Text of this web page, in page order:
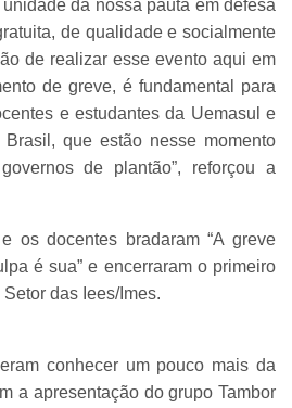
da nossa pauta em defesa
de qualidade e socialmente
de realizar esse evento aqui em
de greve, é fundamental para
e estudantes da Uemasul e
que estão nesse momento
de plantão”, reforçou a
os docentes bradaram “A greve
é sua” e encerraram o primeiro
das Iees/Imes.
conhecer um pouco mais da
a apresentação do grupo Tambor